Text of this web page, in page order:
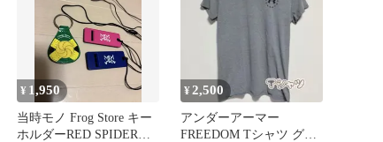
¥ 1,950
当時モノ Frog Store キー
ホルダーRED SPIDERホ
¥2,500
アンダーアーマー
FREEDOM Tシャツ グレ